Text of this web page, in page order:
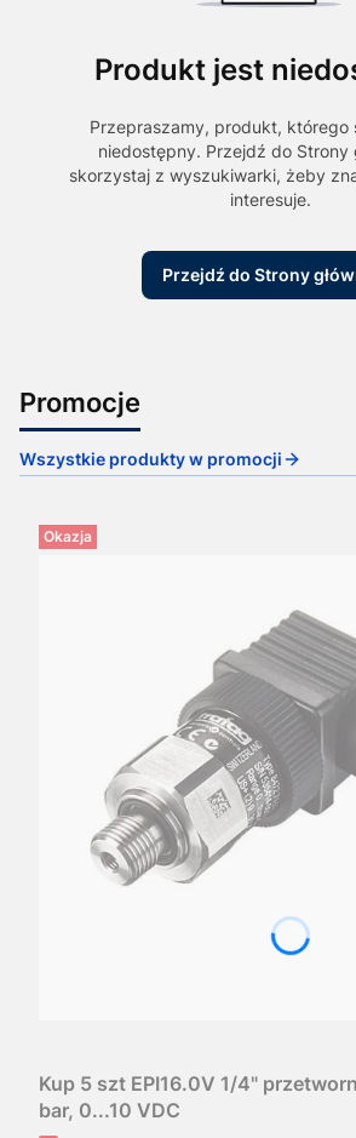
Produkt jest
Przepraszamy, produkt, którego
niedostępny. Przejdź do Strony
skorzystaj z wyszukiwarki, żeby
interesuje.
Przejdź do Strony
Promocje
Wszystkie produkty w promocji
Okazja
Kup 5 szt EPI16.0V 1/4"
bar, 0...10 VDC